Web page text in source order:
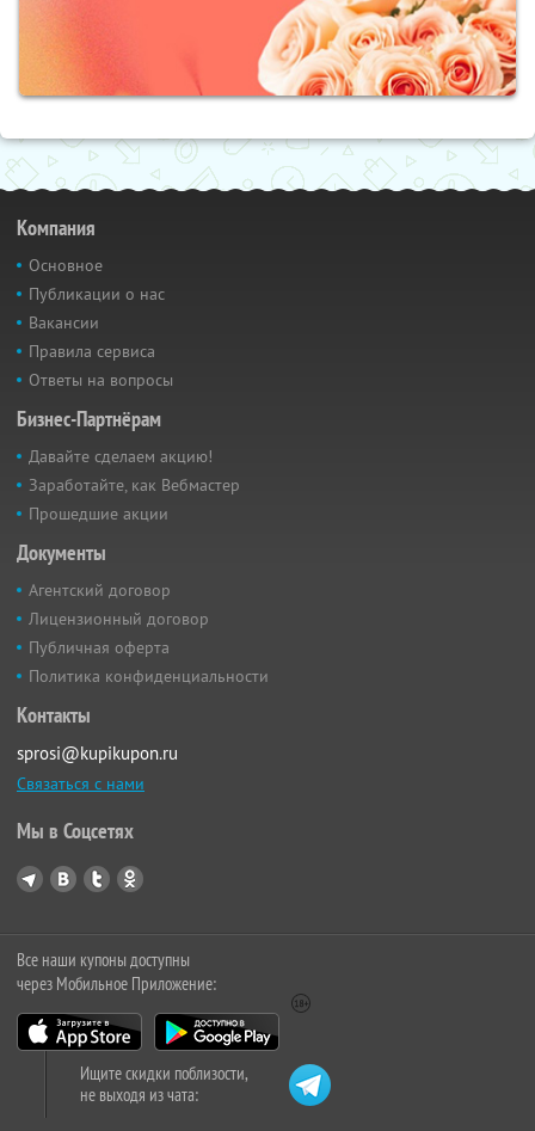
Компания
Основное
Публикации о нас
Вакансии
Правила сервиса
Ответы на вопросы
Бизнес-Партнёрам
Давайте сделаем акцию!
Заработайте, как Вебмастер
Прошедшие акции
Документы
Агентский договор
Лицензионный договор
Публичная оферта
Политика конфиденциальности
Контакты
sprosi@kupikupon.ru
Связаться с нами
Мы в Соцсетях
Все наши купоны доступны
через Мобильное Приложение:
Ищите скидки поблизости,
не выходя из чата: